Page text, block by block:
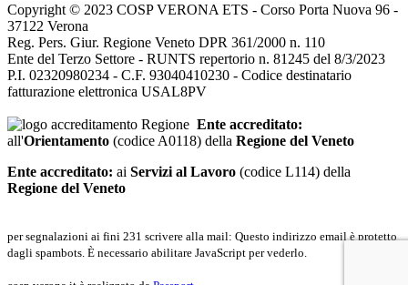
Copyright © 2023 COSP VERONA ETS - Corso Porta Nuova 96 -
37122 Verona
Reg. Pers. Giur. Regione Veneto DPR 361/2000 n. 110
Ente del Terzo Settore - RUNTS repertorio n. 81245 del 8/3/2023
P.I. 02320980234 - C.F. 93040410230 - Codice destinatario
fatturazione elettronica USAL8PV
Ente accreditato:
all'Orientamento (codice A0118) della Regione del Veneto
Ente accreditato: ai Servizi al Lavoro (codice L114) della
Regione del Veneto
per segnalazioni ai fini 231 scrivere alla mail: Questo indirizzo email è protetto
dagli spambots. È necessario abilitare JavaScript per vederlo.